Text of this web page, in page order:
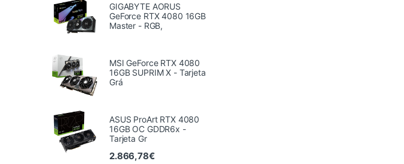
GIGABYTE AORUS
GeForce RTX 4080 16GB
Master - RGB,
MSI GeForce RTX 4080
16GB SUPRIM X - Tarjeta
Grá
ASUS ProArt RTX 4080
16GB OC GDDR6x -
Tarjeta Gr
2.866,78€